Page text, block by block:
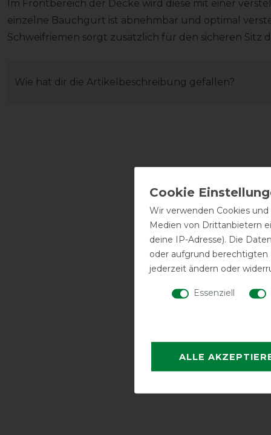
Im Frontbereich der Decke wird diese mit einer
einzelne Bauchgurt ist abnehmbar und optimal
Schweifriemen sorgt zusätzlich für den sicheren Sitz
Wie hat dir die Artikelbeschreibung gefallen?
Wir verwenden Cookies
Medien von Drittanbietern
deine IP-Adresse). Die
oder aufgrund berechtigten
jederzeit ändern oder
Essenziell
ALLE